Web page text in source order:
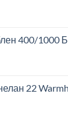
400/1000
22